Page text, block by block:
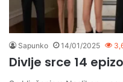
Sapunko 14/01/2025
Divlje srce 14